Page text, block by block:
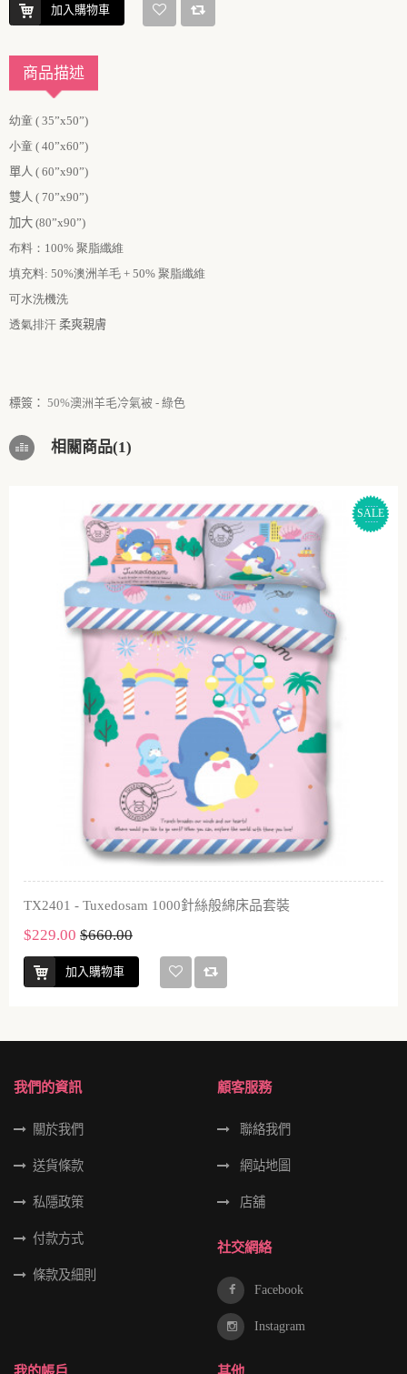
加入購物車
商品描述
幼童 ( 35”x50”)
小童 ( 40”x60”)
單人 ( 60”x90”)
雙人 ( 70”x90”)
加大 (80”x90”)
布料：100% 聚脂纖維
填充料: 50%澳洲羊毛 + 50% 聚脂纖維
可水洗機洗
透氣排汗 柔爽親膚
標簽： 50%澳洲羊毛冷氣被 - 綠色
相關商品(1)
SALE
TX2401 - Tuxedosam 1000針絲般綿床品套裝
$229.00 $660.00
加入購物車
我們的資訊
關於我們
送貨條款
私隱政策
付款方式
條款及細則
顧客服務
聯絡我們
網站地圖
店舖
社交網絡
Facebook
Instagram
我的帳戶 其他